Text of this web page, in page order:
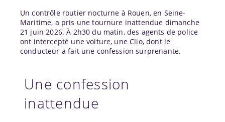
Un contrôle routier nocturne à Rouen, en Seine-
Maritime, a pris une tournure inattendue dimanche
21 juin 2026. À 2h30 du matin, des agents de police
ont intercepté une voiture, une Clio, dont le
conducteur a fait une confession surprenante.
Une confession
inattendue